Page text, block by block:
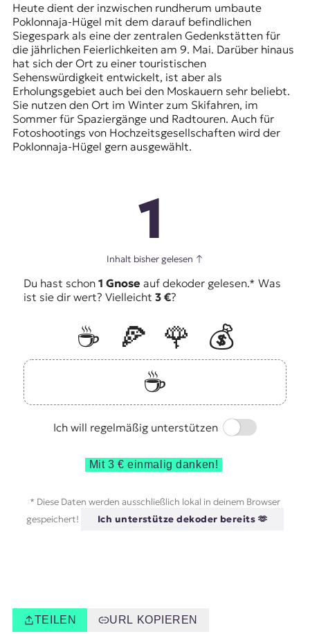
Heute dient der inzwischen rundherum umbaute
Poklonnaja-Hügel mit dem darauf befindlichen
Siegespark als eine der zentralen Gedenkstätten für
die jährlichen Feierlichkeiten am 9. Mai. Darüber hinaus
hat sich der Ort zu einer touristischen
Sehenswürdigkeit entwickelt, ist aber als
Erholungsgebiet auch bei den Moskauern sehr beliebt.
Sie nutzen den Ort im Winter zum Skifahren, im
Sommer für Spaziergänge und Radtouren. Auch für
Fotoshootings von Hochzeitsgesellschaften wird der
Poklonnaja-Hügel gern ausgewählt.
1
Inhalt bisher gelesen ↑
Du hast schon 1 Gnose auf dekoder gelesen.* Was
ist sie dir wert? Vielleicht 3 €?
☕️ 🍕 🌹
💰
☕️
Ich will regelmäßig unterstützen
Switch
Mit 3 € einmalig danken!
* Diese Daten werden ausschließlich lokal in deinem Browser
gespeichert!
Ich unterstütze dekoder bereits 🫶
TEILEN URL KOPIEREN